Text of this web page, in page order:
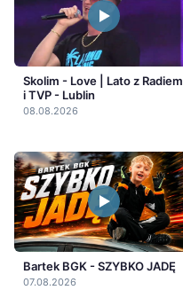
Skolim - Love | Lato z Radiem
i TVP - Lublin
08.08.2026
Bartek BGK - SZYBKO JADĘ
07.08.2026